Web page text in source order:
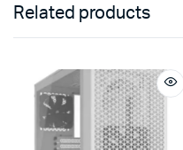
Related products